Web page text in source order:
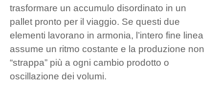
trasformare un accumulo disordinato in un
pallet pronto per il viaggio. Se questi due
elementi lavorano in armonia, l’intero fine linea
assume un ritmo costante e la produzione non
“strappa” più a ogni cambio prodotto o
oscillazione dei volumi.